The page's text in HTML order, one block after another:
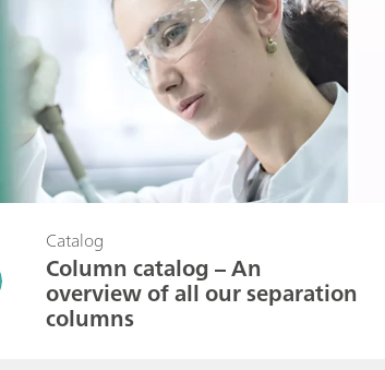
Catalog
Column catalog – An
overview of all our separation
columns